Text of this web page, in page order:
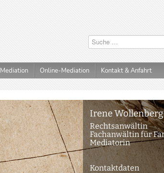
Mediation Online-Mediation Kontakt & Anfahrt
Irene Wollenberg
Rechtsanwältin
Fachanwältin für
Mediatorin
Kontaktdaten